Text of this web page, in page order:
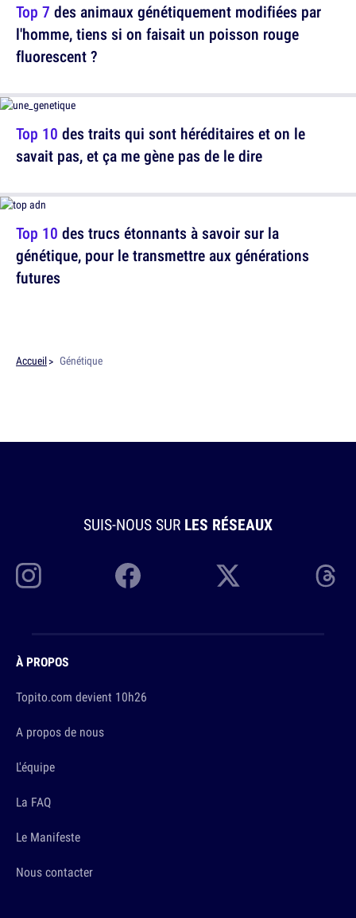
Top 7 des animaux génétiquement modifiées par
l'homme, tiens si on faisait un poisson rouge
fluorescent ?
Top 10 des trucs étonnants à savoir sur la
génétique, pour le transmettre aux générations
futures
Top 10 des traits qui sont héréditaires et on le
savait pas, et ça me gène pas de le dire
Accueil Génétique
SUIS-NOUS SUR LES RÉSEAUX
À PROPOS
Topito.com devient 10h26
A propos de nous
L'équipe
La FAQ
Le Manifeste
Nous contacter